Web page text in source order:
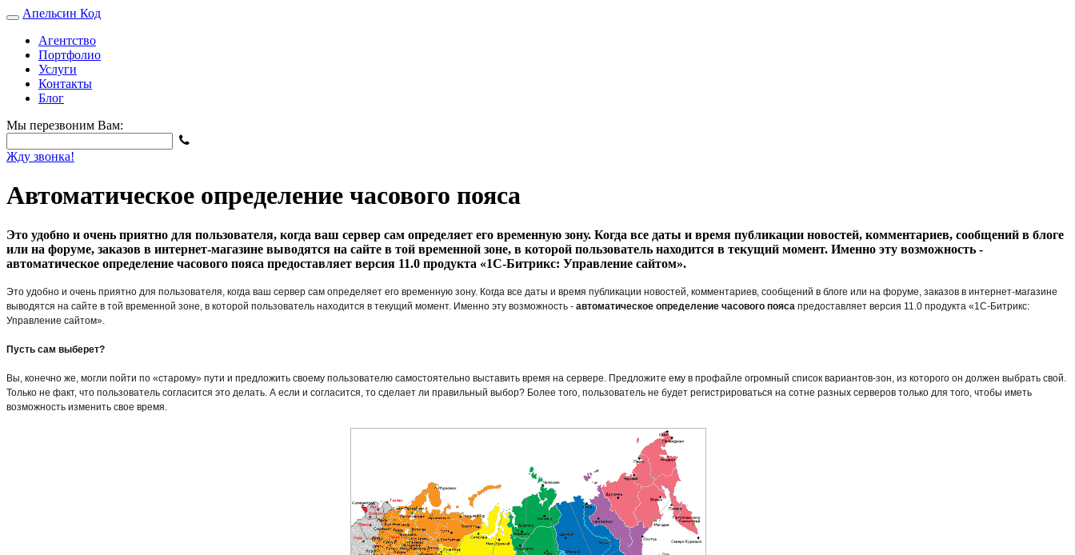
Апельсин Код
Агентство
Портфолио
Услуги
Контакты
Блог
Мы перезвоним Вам:
Жду звонка!
Автоматическое определение часового пояса
Это удобно и очень приятно для пользователя, когда ваш сервер сам определяет его временную зону. Когда все даты и время публикации новостей, комментариев, сообщений в блоге
или на форуме, заказов в интернет-магазине выводятся на сайте в той временной зоне, в которой пользователь находится в текущий момент. Именно эту возможность -
автоматическое определение часового пояса предоставляет версия 11.0 продукта «1С-Битрикс: Управление сайтом».
Это удобно и очень приятно для пользователя, когда ваш сервер сам определяет его временную зону. Когда все даты и время публикации новостей, комментариев, сообщений в блоге или на форуме, заказов в интернет-магазине
выводятся на сайте в той временной зоне, в которой пользователь находится в текущий момент. Именно эту возможность - автоматическое определение часового пояса предоставляет версия 11.0 продукта «1С-Битрикс:
Управление сайтом».
Пусть сам выберет?
Вы, конечно же, могли пойти по «старому» пути и предложить своему пользователю самостоятельно выставить время на сервере. Предложите ему в профайле огромный список вариантов-зон, из которого он должен выбрать свой.
Только не факт, что пользователь согласится это делать. А если и согласится, то сделает ли правильный выбор? Более того, пользователь не будет регистрироваться на сотне разных серверов только для того, чтобы иметь
возможность изменить свое время.